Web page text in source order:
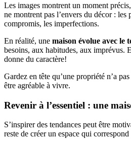
Les images montrent un moment
ne montrent pas l’envers du décor : les
compromis, les imperfections.
En réalité, une maison évolue avec le
besoins, aux habitudes, aux imprévus.
donne du caractère!
Gardez en tête qu’une propriété n’a
être agréable à vivre.
Revenir à l’essentiel : une
S’inspirer des tendances peut être
reste de créer un espace qui